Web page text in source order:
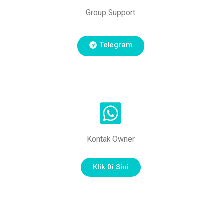
Group Support
Telegram
Kontak Owner
Klik Di Sini